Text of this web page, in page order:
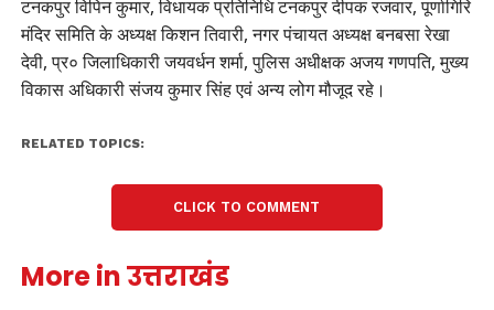
टनकपुर विपिन कुमार, विधायक प्रतिनिधि टनकपुर दीपक रजवार, पूर्णागिरि
मंदिर समिति के अध्यक्ष किशन तिवारी, नगर पंचायत अध्यक्ष बनबसा रेखा
देवी, प्र० जिलाधिकारी जयवर्धन शर्मा, पुलिस अधीक्षक अजय गणपति, मुख्य
विकास अधिकारी संजय कुमार सिंह एवं अन्य लोग मौजूद रहे।
RELATED TOPICS:
CLICK TO COMMENT
More in उत्तराखंड